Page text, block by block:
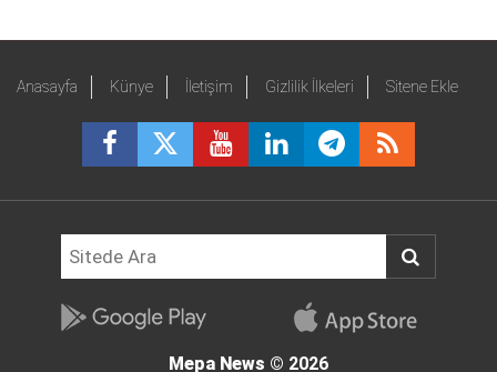
Anasayfa Künye İletişim Gizlilik İlkeleri Sitene Ekle
Mepa News © 2026